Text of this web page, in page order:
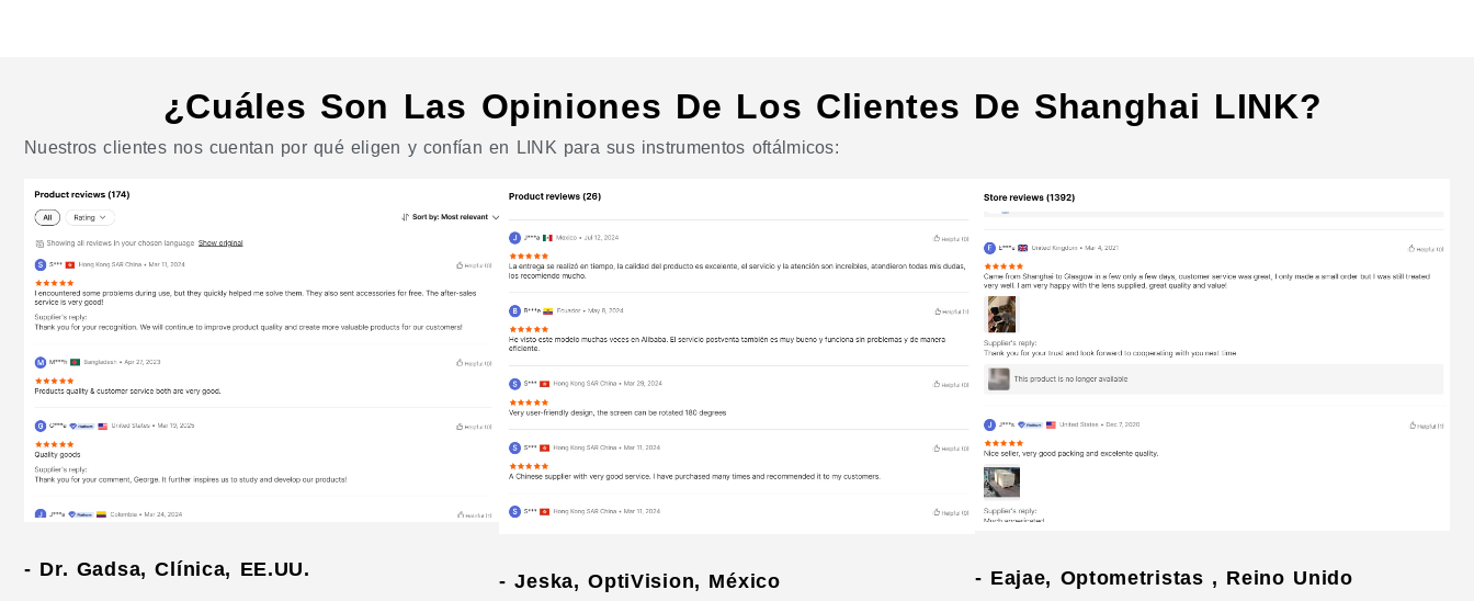
¿Cuáles Son Las Opiniones De Los Clientes De Shanghai LINK?
Nuestros clientes nos cuentan por qué eligen y confían en LINK para sus instrumentos oftálmicos:
- Dr. Gadsa, Clínica, EE.UU.
- Jeska, OptiVision, México - Eajae, Optometristas , Reino Unido